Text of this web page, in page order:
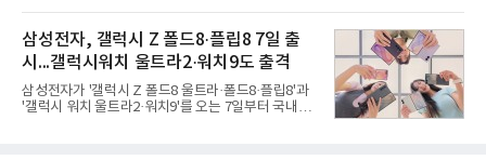
매출은 6432억원
판연구소(소장 구창환)는 66개 대기업집단 브랜드를
대상으로 지난 7월 6일부터 8월 6일까지 수집된 소비
자 빅데이터 110,494,413건을 분석한 결과, 삼성이
브랜드평판지수 15,185,511을 기록하며 8월 1위에
올랐다고 밝혔다. 분석에 활용된 빅데이터는 지난 7월
(198,188,813건) 대비 44.25% 감소한 수치다.연구소
에 따르면 8월 대기업집단 브랜드평판 30위 순위는
삼성전자, 갤럭시 Z 폴드8·플립8 7일 출
시...갤럭시워치 울트라2·워치9도 출격
삼성전자가 '갤럭시 Z 폴드8 울트라·폴드8·플립8'과
'갤럭시 워치 울트라2·워치9'를 오는 7일부터 국내에